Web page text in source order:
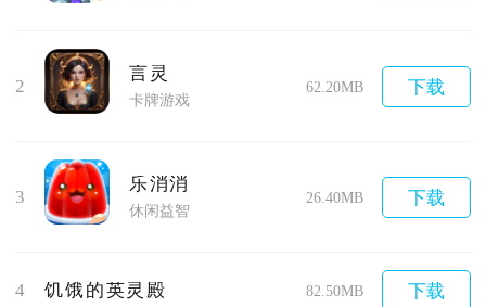
2
言灵
卡牌游戏
62.20MB 下载
3
乐消消
休闲益智
26.40MB 下载
4 饥饿的英灵殿 82.50MB 下载